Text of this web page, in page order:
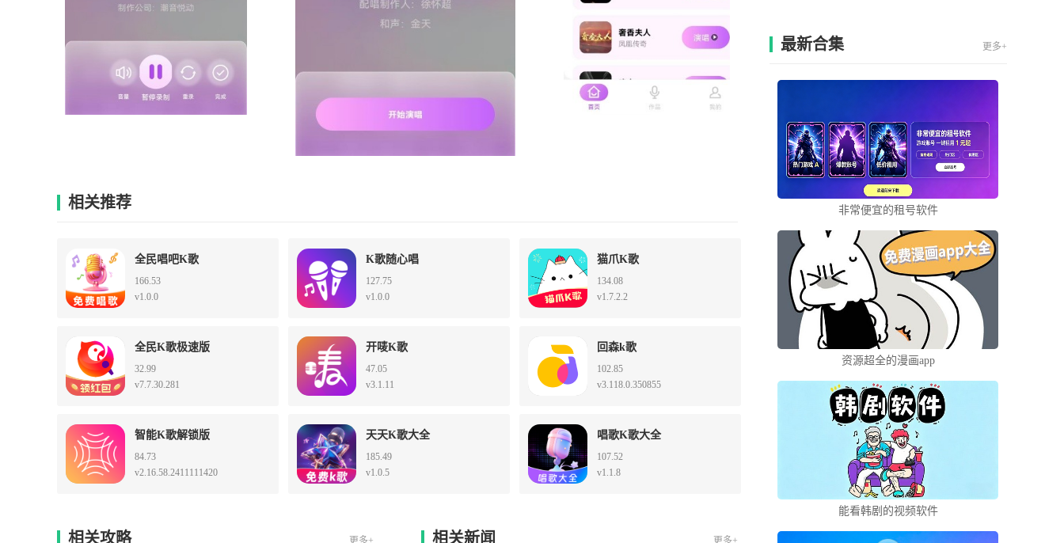
相关推荐
全民唱吧K歌
166.53
v1.0.0
K歌随心唱
127.75
v1.0.0
猫爪K歌
134.08
v1.7.2.2
全民K歌极速版
32.99
v7.7.30.281
开唛K歌
47.05
v3.1.11
回森k歌
102.85
v3.118.0.350855
智能K歌解锁版
84.73
v2.16.58.2411111420
天天K歌大全
185.49
v1.0.5
唱歌K歌大全
107.52
v1.1.8
相关攻略 更多+ 相关新闻 更多+
最新合集 更多+
非常便宜的租号软件
资源超全的漫画app
能看韩剧的视频软件